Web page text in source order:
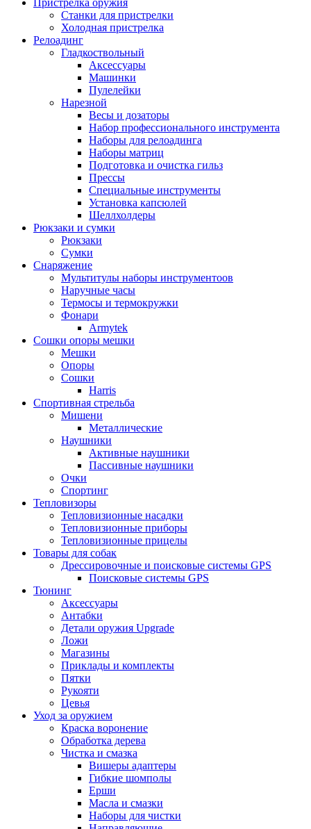
Пристрелка оружия
Станки для пристрелки
Холодная пристрелка
Релоадинг
Гладкоствольный
Аксессуары
Машинки
Пулелейки
Нарезной
Весы и дозаторы
Набор профессионального инструмента
Наборы для релоадинга
Наборы матриц
Подготовка и очистка гильз
Прессы
Специальные инструменты
Установка капсюлей
Шеллхолдеры
Рюкзаки и сумки
Рюкзаки
Сумки
Снаряжение
Мультитулы наборы инструментоов
Наручные часы
Термосы и термокружки
Фонари
Armytek
Сошки опоры мешки
Мешки
Опоры
Сошки
Harris
Спортивная стрельба
Мишени
Металлические
Наушники
Активные наушники
Пассивные наушники
Очки
Спортинг
Тепловизоры
Тепловизионные насадки
Тепловизионные приборы
Тепловизионные прицелы
Товары для собак
Дрессировочные и поисковые системы GPS
Поисковые системы GPS
Тюнинг
Аксессуары
Антабки
Детали оружия Upgrade
Ложи
Магазины
Приклады и комплекты
Пятки
Рукояти
Цевья
Уход за оружием
Краска воронение
Обработка дерева
Чистка и смазка
Вишеры адаптеры
Гибкие шомполы
Ерши
Масла и смазки
Наборы для чистки